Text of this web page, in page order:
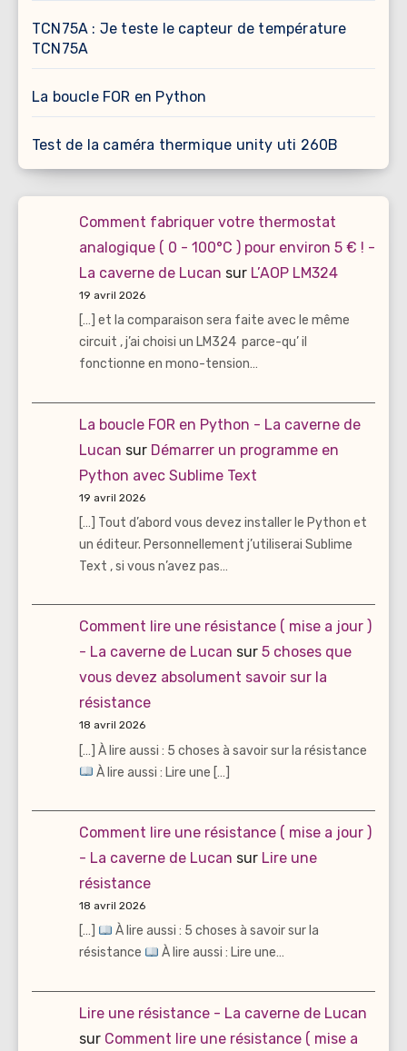
TCN75A : Je teste le capteur de température
TCN75A
La boucle FOR en Python
Test de la caméra thermique unity uti 260B
Comment fabriquer votre thermostat
analogique ( 0 - 100°C ) pour environ 5 € ! -
La caverne de Lucan sur L’AOP LM324
19 avril 2026
[…] et la comparaison sera faite avec le même
circuit , j’ai choisi un LM324 parce-qu’ il
fonctionne en mono-tension…
La boucle FOR en Python - La caverne de
Lucan sur Démarrer un programme en
Python avec Sublime Text
19 avril 2026
[…] Tout d’abord vous devez installer le Python et
un éditeur. Personnellement j’utiliserai Sublime
Text , si vous n’avez pas…
Comment lire une résistance ( mise a jour )
- La caverne de Lucan sur 5 choses que
vous devez absolument savoir sur la
résistance
18 avril 2026
[…] À lire aussi : 5 choses à savoir sur la résistance
À lire aussi : Lire une […]
Comment lire une résistance ( mise a jour )
- La caverne de Lucan sur Lire une
résistance
18 avril 2026
[…]
À lire aussi : 5 choses à savoir sur la
résistance
À lire aussi : Lire une…
Lire une résistance - La caverne de Lucan
sur Comment lire une résistance ( mise a